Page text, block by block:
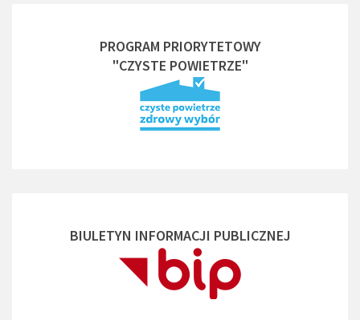
PROGRAM PRIORYTETOWY
"CZYSTE POWIETRZE"
BIULETYN INFORMACJI PUBLICZNEJ